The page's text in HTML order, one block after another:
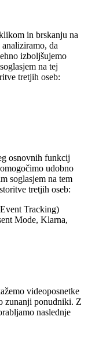
in brskanju na
da
izboljšujemo
na tej
tretjih oseb:
osnovnih funkcij
udobno
soglasjem na tem
tretjih oseb:
Tracking)
Mode, Klarna,
videoposnetke
zunanji ponudniki. Z
naslednje